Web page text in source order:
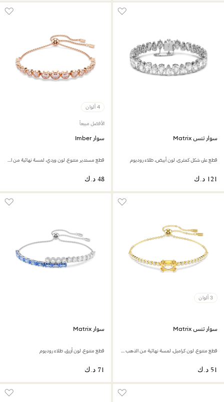
سوار تنس Matrix
قطع على شكل كمثرى، لون أبيض، طلاء روديوم
4 ألوان
الأفضل مبيعاً
سوار Imber
قطع مستدير متنوع، لون وردي، لمسة نهائية من الذهب الوردي عيار 18 قيراط
3 ألوان
سوار تنس Matrix
قطع متنوع، لون كراميل، لمسة نهائية من الذهب عيار 18 قيراط
سوار Matrix
قطع متنوع، لون أزرق، طلاء روديوم